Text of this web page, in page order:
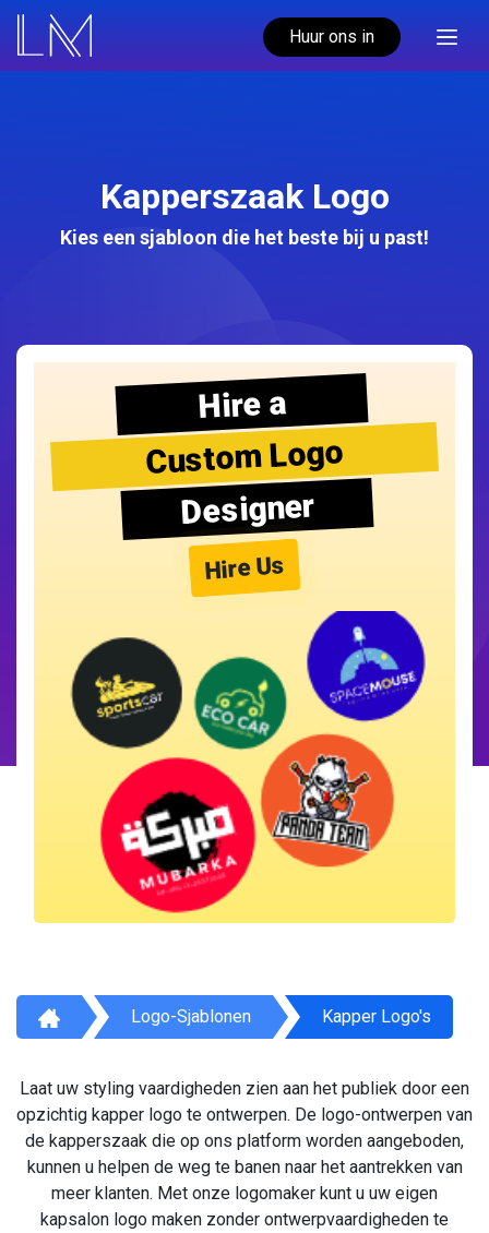
Huur ons in
Kapperszaak Logo
Kies een sjabloon die het beste bij u past!
Hire a
Custom Logo
Designer
Hire Us
Logo-Sjablonen Kapper Logo's
Laat uw styling vaardigheden zien aan het publiek door een
opzichtig kapper logo te ontwerpen. De logo-ontwerpen van
de kapperszaak die op ons platform worden aangeboden,
kunnen u helpen de weg te banen naar het aantrekken van
meer klanten. Met onze logomaker kunt u uw eigen
kapsalon logo maken zonder ontwerpvaardigheden te